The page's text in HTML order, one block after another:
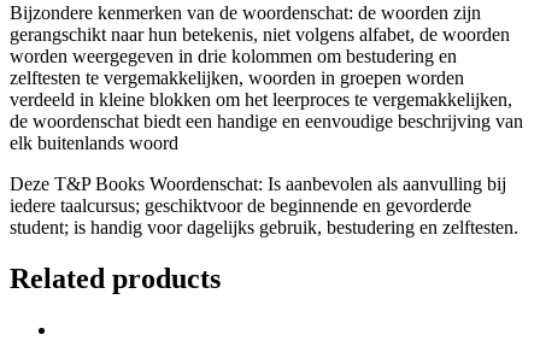
Bijzondere kenmerken van de woordenschat: de woorden zijn
gerangschikt naar hun betekenis, niet volgens alfabet, de woorden
worden weergegeven in drie kolommen om bestudering en
zelftesten te vergemakkelijken, woorden in groepen worden
verdeeld in kleine blokken om het leerproces te vergemakkelijken,
de woordenschat biedt een handige en eenvoudige beschrijving van
elk buitenlands woord
Deze T&P Books Woordenschat: Is aanbevolen als aanvulling bij
iedere taalcursus; geschiktvoor de beginnende en gevorderde
student; is handig voor dagelijks gebruik, bestudering en zelftesten.
Related products